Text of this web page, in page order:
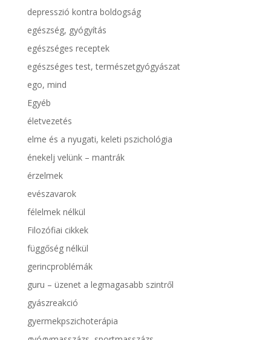
depresszió kontra boldogság
egészség, gyógyítás
egészséges receptek
egészséges test, természetgyógyászat
ego, mind
Egyéb
életvezetés
elme és a nyugati, keleti pszichológia
énekelj velünk – mantrák
érzelmek
evészavarok
félelmek nélkül
Filozófiai cikkek
függőség nélkül
gerincproblémák
guru – üzenet a legmagasabb szintről
gyászreakció
gyermekpszichoterápia